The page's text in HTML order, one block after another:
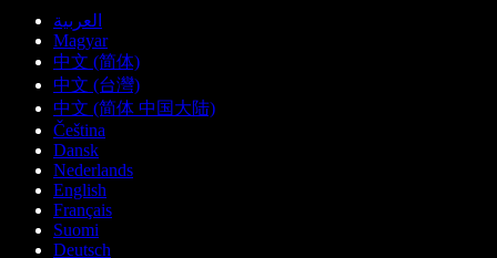
العربية
Magyar
中文 (简体)
中文 (台灣)
中文 (简体 中国大陆)
Čeština
Dansk
Nederlands
English
Français
Suomi
Deutsch